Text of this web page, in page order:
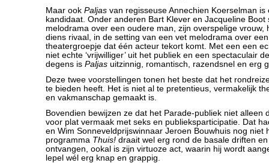
Maar ook Paljas van regisseuse Annechien Koerselman is
kandidaat. Onder anderen Bart Klever en Jacqueline Boot
melodrama over een oudere man, zijn overspelige vrouw,
diens rivaal, in de setting van een vet melodrama over
theatergroepje dat één acteur tekort komt. Met een een
niet echte ‘vrijwilliger’ uit het publiek en een spectaculair
degens is Paljas uitzinnig, romantisch, razendsnel en erg
Deze twee voorstellingen tonen het beste dat het
te bieden heeft. Het is niet al te pretentieus, vermakelijk
en vakmanschap gemaakt is.
Bovendien bewijzen ze dat het Parade-publiek niet alleen
voor plat vermaak met seks en publieksparticipatie. Dat
en Wim Sonneveldprijswinnaar Jeroen Bouwhuis nog niet
programma Thuis! draait wel erg rond de basale driften
ontvangen, ookal is zijn virtuoze act, waarin hij wordt
lepel wél erg knap en grappig.